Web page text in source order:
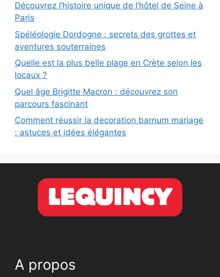
Découvrez l’histoire unique de l’hôtel de Seine à
Paris
Spéléologie Dordogne : secrets des grottes et
aventures souterraines
Quelle est la plus belle plage en Crète selon les
locaux ?
Quel âge Brigitte Macron : découvrez son
parcours fascinant
Comment réussir la decoration barnum mariage
: astuces et idées élégantes
A propos